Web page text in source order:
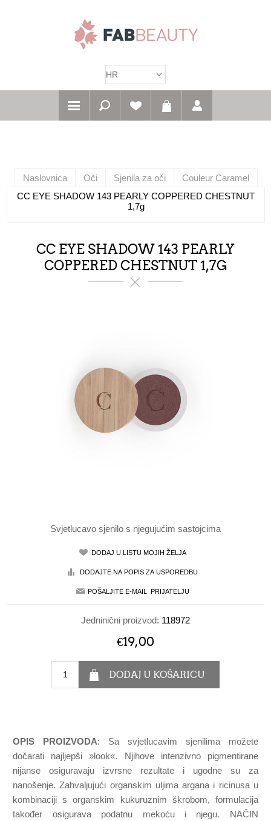
Naslovnica Oči Sjenila za oči
Couleur Caramel
CC EYE SHADOW 143 PEARLY COPPERED CHESTNUT
1,7g
CC EYE SHADOW 143 PEARLY
COPPERED CHESTNUT 1,7G
Svjetlucavo sjenilo s njegujućim sastojcima
Jedninični proizvod: 118972
€19,00
OPIS PROIZVODA: Sa svjetlucavim sjenilima možete
dočarati najljepši »look«. Njihove intenzivno pigmentirane
nijanse osiguravaju izvrsne rezultate i ugodne su za
nanošenje. Zahvaljujući organskim uljima argana i ricinusa u
kombinaciji s organskim kukuruznim škrobom, formulacija
također osigurava podatnu mekoću i njegu. NAČIN